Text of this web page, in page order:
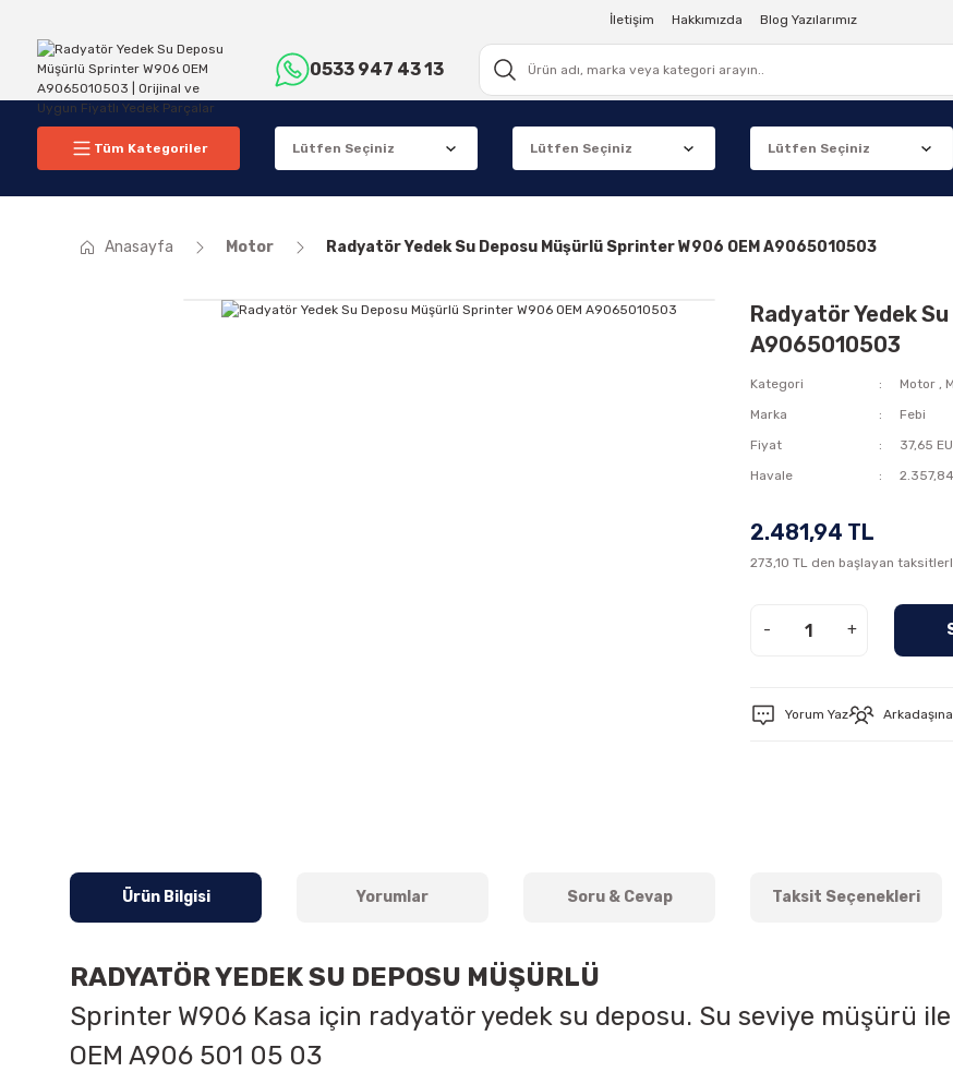
İletişim Hakkımızda Blog Yazılarımız
0533 947 43 13
Tüm Kategoriler
Anasayfa Motor Radyatör Yedek Su Deposu Müşürlü Sprinter W906 OEM A9065010503
Radyatör Yedek
A9065010503
Kategori Motor ,
Marka
Febi
Fiyat
37,65
Havale
2.481,94 TL
273,10 TL den başlayan
- +
Yorum Yaz
Ürün Bilgisi Yorumlar Soru & Cevap Taksit Seçenekleri
RADYATÖR YEDEK SU DEPOSU MÜŞÜRLÜ
Sprinter W906 Kasa için radyatör yedek su deposu. Su seviye müşürü
OEM A906 501 05 03